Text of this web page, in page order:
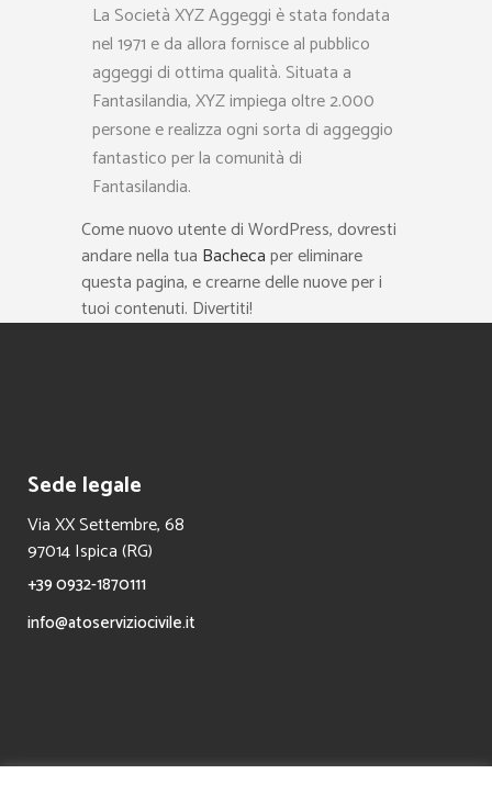
La Società XYZ Aggeggi è stata fondata
nel 1971 e da allora fornisce al pubblico
aggeggi di ottima qualità. Situata a
Fantasilandia, XYZ impiega oltre 2.000
persone e realizza ogni sorta di aggeggio
fantastico per la comunità di
Fantasilandia.
Come nuovo utente di WordPress, dovresti
andare nella tua Bachecaper eliminare
questa pagina, e crearne delle nuove per i
tuoi contenuti. Divertiti!
Sede legale
Via XX Settembre, 68
97014 Ispica (RG)
+39 0932-1870111
info@atoserviziocivile.it